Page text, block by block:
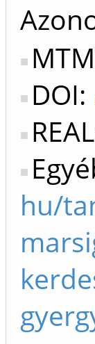
DOI:
hu/